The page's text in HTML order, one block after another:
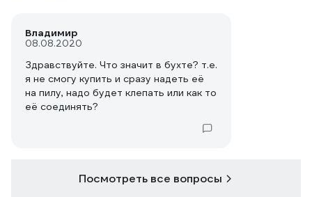
Владимир
08.08.2020
Здравствуйте. Что значит в бухте? т.е.
я не смогу купить и сразу надеть её
на пилу, надо будет клепать или как то
её соединять?
Посмотреть все вопросы